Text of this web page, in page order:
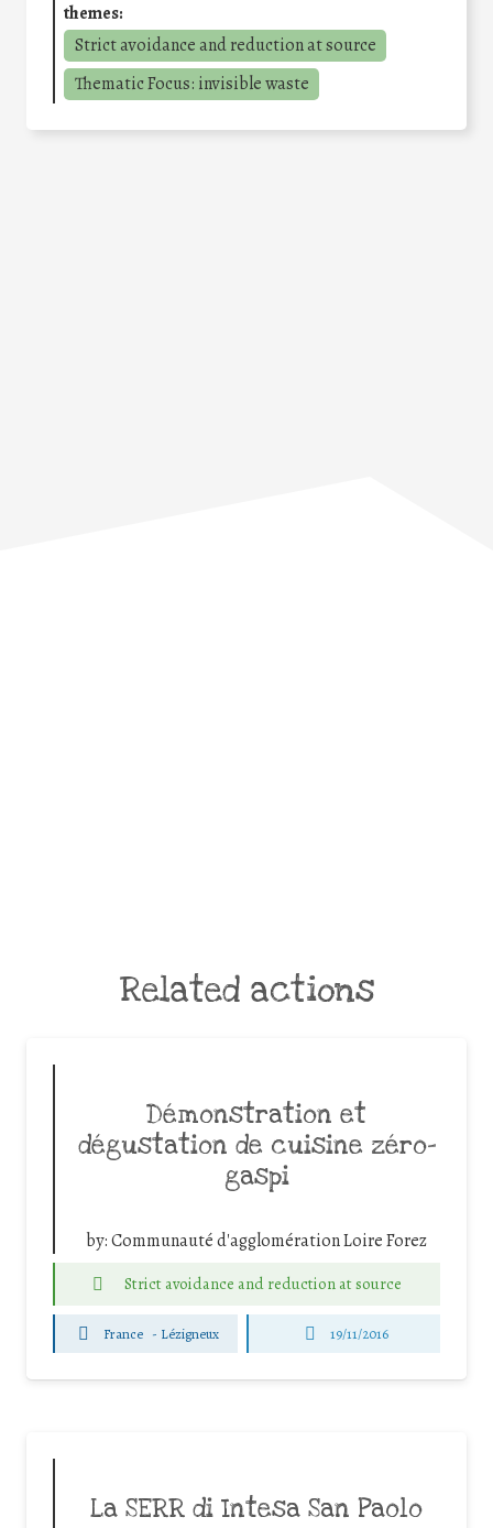
themes:
Strict avoidance and reduction at source
Thematic Focus: invisible waste
Related actions
Démonstration et
dégustation de cuisine zéro-
gaspi
by:Communauté d'agglomération Loire Forez
Strict avoidance and reduction at source
France - Lézigneux 19/11/2016
La SERR di Intesa San Paolo